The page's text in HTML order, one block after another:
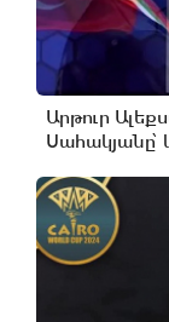
Արթուր
Սահակյանը՝